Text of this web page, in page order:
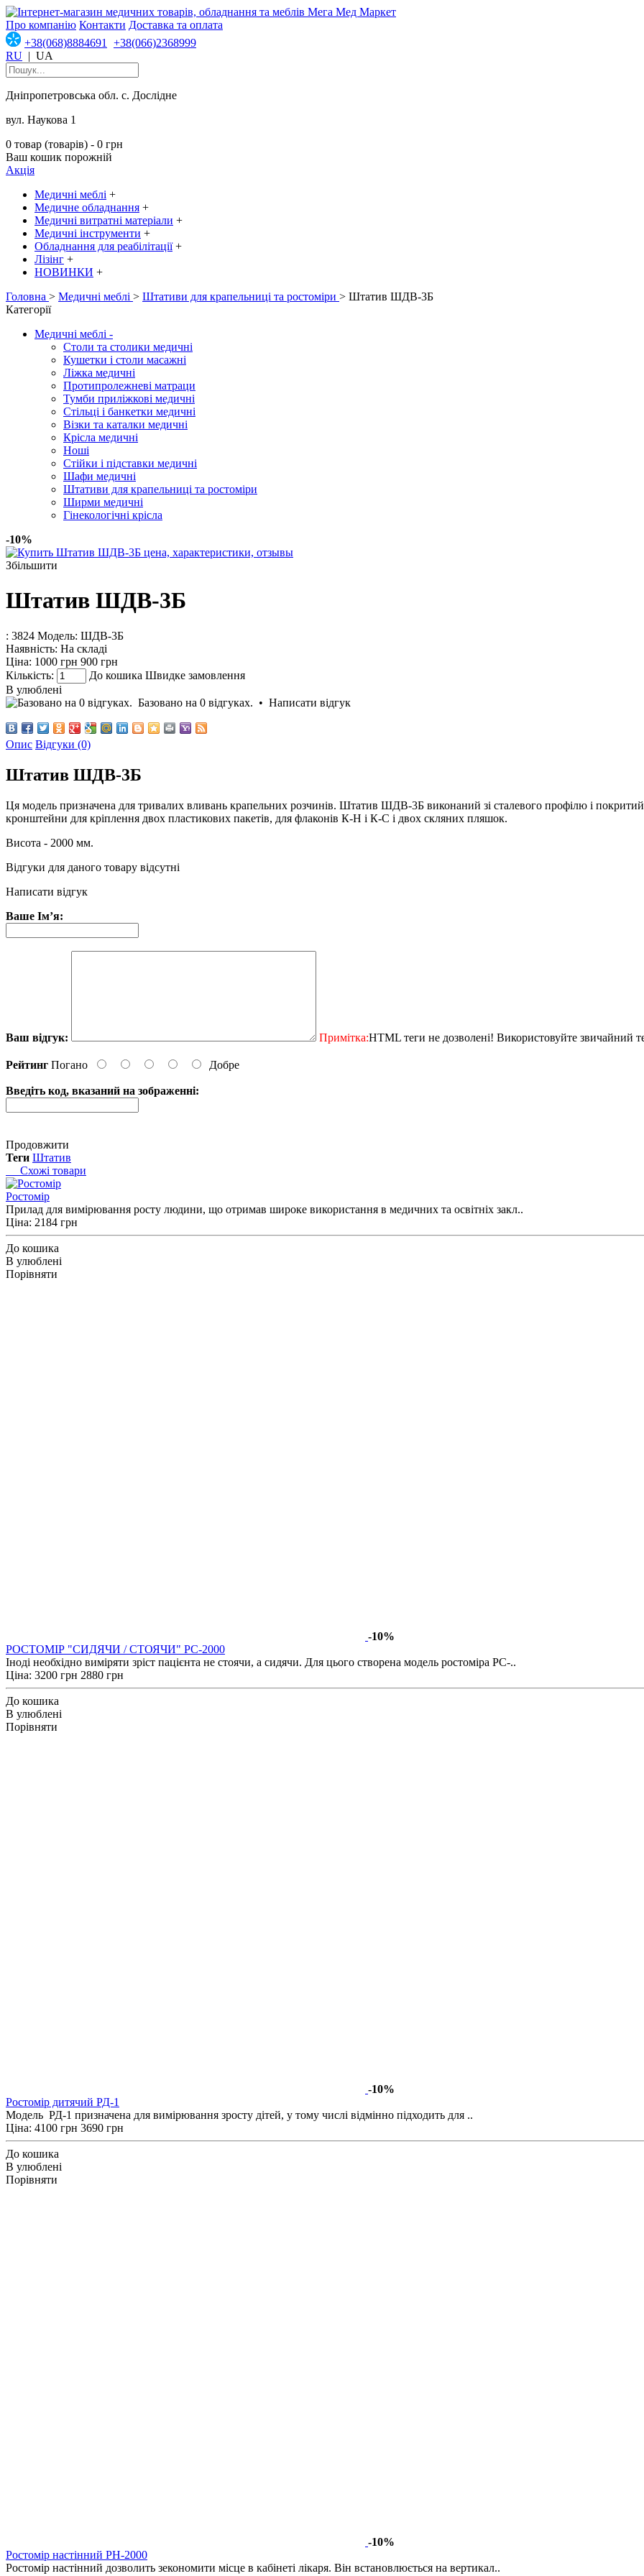
Про компанію Контакти Доставка та оплата
+38(068)8884691
+38(066)2368999
RU | UA
Дніпропетровська обл. с. Дослідне
вул. Наукова 1
0 товар (товарів) - 0 грн
Ваш кошик порожній
Акція
Медичні меблі +
Медичне обладнання +
Медичні витратні матеріали +
Медичні інструменти +
Обладнання для реабілітації +
Лізінг +
НОВИНКИ +
Головна > Медичні меблі > Штативи для крапельниці та ростоміри > Штатив ШДВ-3Б
Категорії
Медичні меблі -
Столи та столики медичні
Кушетки і столи масажні
Ліжка медичні
Протипролежневі матраци
Тумби приліжкові медичні
Стільці і банкетки медичні
Візки та каталки медичні
Крісла медичні
Ноші
Стійки і підставки медичні
Шафи медичні
Штативи для крапельниці та ростоміри
Ширми медичні
Гінекологічні крісла
-10%
Збільшити
Штатив ШДВ-3Б
: 3824 Модель: ШДВ-3Б
Наявність: На складі
Ціна: 1000 грн 900 грн
Кількість:
До кошика Швидке замовлення
В улюблені
Базовано на 0 відгуках. • Написати відгук
Опис Відгуки (0)
Штатив ШДВ-3Б
Ця модель призначена для тривалих вливань крапельних розчинів. Штатив ШДВ-3Б виконаний зі сталевого профілю і
кронштейни для кріплення двох пластикових пакетів, для флаконів К-Н і К-С і двох скляних пляшок.
Висота - 2000 мм.
Відгуки для даного товару відсутні
Написати відгук
Ваше Ім’я:
Ваш відгук: Примітка:HTML теги не дозволені! Використовуйте звичайний
Рейтинг Погано Добре
Введіть код, вказаний на зображенні:
Продовжити
Теги Штатив
Схожі товари
Ростомір
Прилад для вимірювання росту людини, що отримав широке використання в медичних та освітніх закл..
Ціна: 2184 грн
До кошика
В улюблені
Порівняти
-10%
РОСТОМІР "СИДЯЧИ / СТОЯЧИ" РС-2000
Іноді необхідно виміряти зріст пацієнта не стоячи, а сидячи. Для цього створена модель ростоміра РС-..
Ціна: 3200 грн 2880 грн
До кошика
В улюблені
Порівняти
-10%
Ростомір дитячий РД-1
Модель РД-1 призначена для вимірювання зросту дітей, у тому числі відмінно підходить для ..
Ціна: 4100 грн 3690 грн
До кошика
В улюблені
Порівняти
-10%
Ростомір настінний РН-2000
Ростомір настінний дозволить зекономити місце в кабінеті лікаря. Він встановлюється на вертикал..